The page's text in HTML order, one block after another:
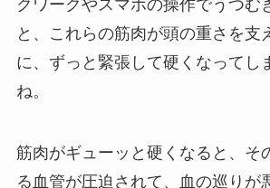
クワークやスマホの操作でうつむ
と、これらの筋肉が頭の重さを支
に、ずっと緊張して硬くなってし
ね。
筋肉がギューッと硬くなると、そ
る血管が圧迫されて、血の巡りが